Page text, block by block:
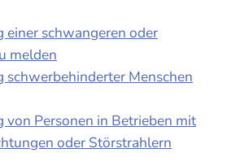
einer schwangeren oder
melden
schwerbehinderter Menschen
von Personen in Betrieben mit
oder Störstrahlern